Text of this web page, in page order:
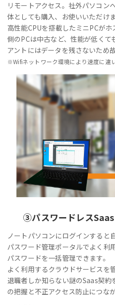
リモートアクセス。社外パソコン
体としても購入、お使いいただけま
高性能CPUを搭載したミニPCが
側のPCは中古など、性能が低くて
アントにはデータを残さないため
※Wifiネットワーク環境により速度に違
③パスワードレス
ノートパソコンにログインすると
パスワード管理ポータルでよく利
パスワードを一括管理できます。
よく利用するクラウドサービスを
退職者しか知らない謎のSaas契
の把握と不正アクセス防止につなが